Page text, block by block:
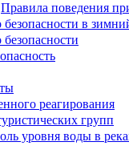
Правила поведения
в
реагирования
групп
уровня воды в